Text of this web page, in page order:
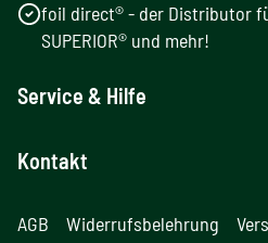
foil direct® - der Distributor
SUPERIOR® und mehr!
Service & Hilfe
Kontakt
AGB Widerrufsbelehrung